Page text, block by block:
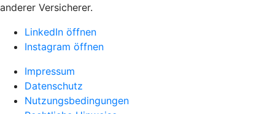
anderer Versicherer.
LinkedIn öffnen
Instagram öffnen
Impressum
Datenschutz
Nutzungsbedingungen